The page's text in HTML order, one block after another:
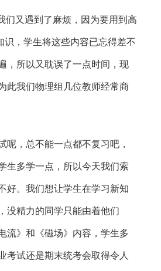
们又遇到了麻烦，因为要用到高
识，学生将这些内容已忘得差不
，所以又耽误了一点时间，现
此我们物理组几位教师经常商
呢，总不能一点都不复习吧，
生多学一点，所以今天我们索
好。我们想让学生在学习新知
没精力的同学只能由着他们
流》和《磁场》内容，学生多
考试还是期末统考会取得令人